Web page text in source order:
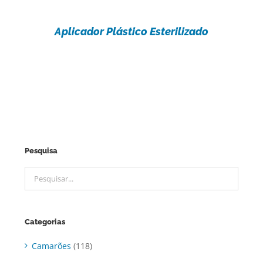
Aplicador Plástico Esterilizado
Pesquisa
Categorias
Camarões (118)